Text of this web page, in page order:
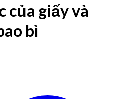
của giấy và
bì